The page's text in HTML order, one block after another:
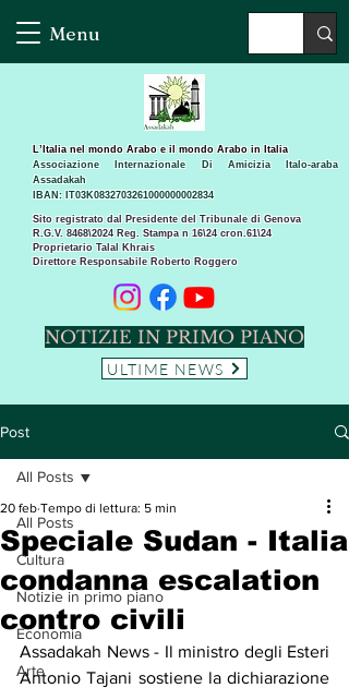
Menu
Sito registrato dal Presidente del Tribunale di Genova
R.G.V. 8468\2024 Reg. Stampa n 16\24 cron.61\24 ​
Proprietario Talal Khrais
Direttore Responsabile Roberto Roggero
L’Italia nel mondo Arabo e il mondo Arabo in Italia
Associazione Internazionale Di Amicizia Italo-araba
Assadakah
IBAN: IT03K0832703261000000002834
NOTIZIE IN PRIMO PIANO
ULTIME NEWS
Post
All Posts
Cultura
Notizie in primo piano
Economia
Arte
All Posts
Speciale Sudan - Italia
condanna escalation
contro civili
20 feb Tempo di lettura: 5 min
Assadakah News - Il ministro degli Esteri
Antonio Tajani sostiene la dichiarazione